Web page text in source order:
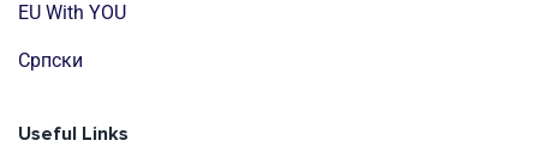
EU With YOU
Cрпски
Useful Links